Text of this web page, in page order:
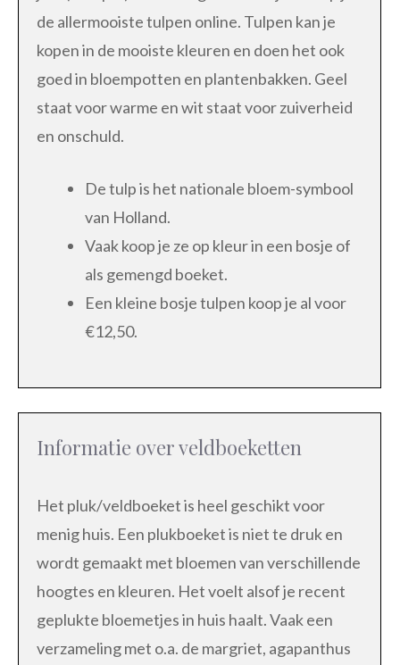
de allermooiste tulpen online. Tulpen kan je
kopen in de mooiste kleuren en doen het ook
goed in bloempotten en plantenbakken. Geel
staat voor warme en wit staat voor zuiverheid
en onschuld.
De tulp is het nationale bloem-symbool
van Holland.
Vaak koop je ze op kleur in een bosje of
als gemengd boeket.
Een kleine bosje tulpen koop je al voor
€12,50.
Informatie over veldboeketten
Het pluk/veldboeket is heel geschikt voor
menig huis. Een plukboeket is niet te druk en
wordt gemaakt met bloemen van verschillende
hoogtes en kleuren. Het voelt alsof je recent
geplukte bloemetjes in huis haalt. Vaak een
verzameling met o.a. de margriet, agapanthus